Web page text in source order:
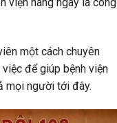
một cách chuyên
để giúp bệnh viện
mọi người tới đây.